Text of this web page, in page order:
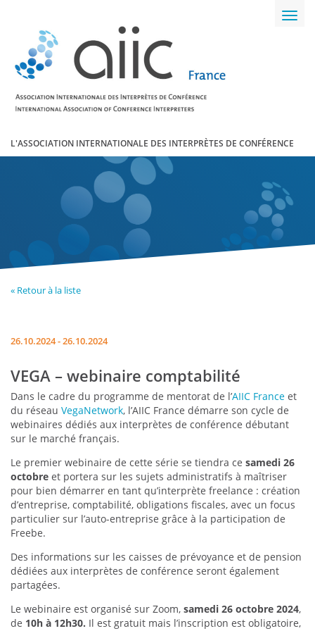
L'ASSOCIATION INTERNATIONALE DES INTERPRÈTES DE CONFÉRENCE
« Retour à la liste
26.10.2024 - 26.10.2024
VEGA – webinaire comptabilité
Dans le cadre du programme de mentorat de l’AIIC France et
du réseau VegaNetwork, l’AIIC France démarre son cycle de
webinaires dédiés aux interprètes de conférence débutant
sur le marché français.
Le premier webinaire de cette série se tiendra ce samedi 26
octobre et portera sur les sujets administratifs à maîtriser
pour bien démarrer en tant qu’interprète freelance : création
d’entreprise, comptabilité, obligations fiscales, avec un focus
particulier sur l’auto-entreprise grâce à la participation de
Freebe.
Des informations sur les caisses de prévoyance et de pension
dédiées aux interprètes de conférence seront également
partagées.
Le webinaire est organisé sur Zoom, samedi 26 octobre 2024,
de 10h à 12h30. Il est gratuit mais l’inscription est obligatoire,